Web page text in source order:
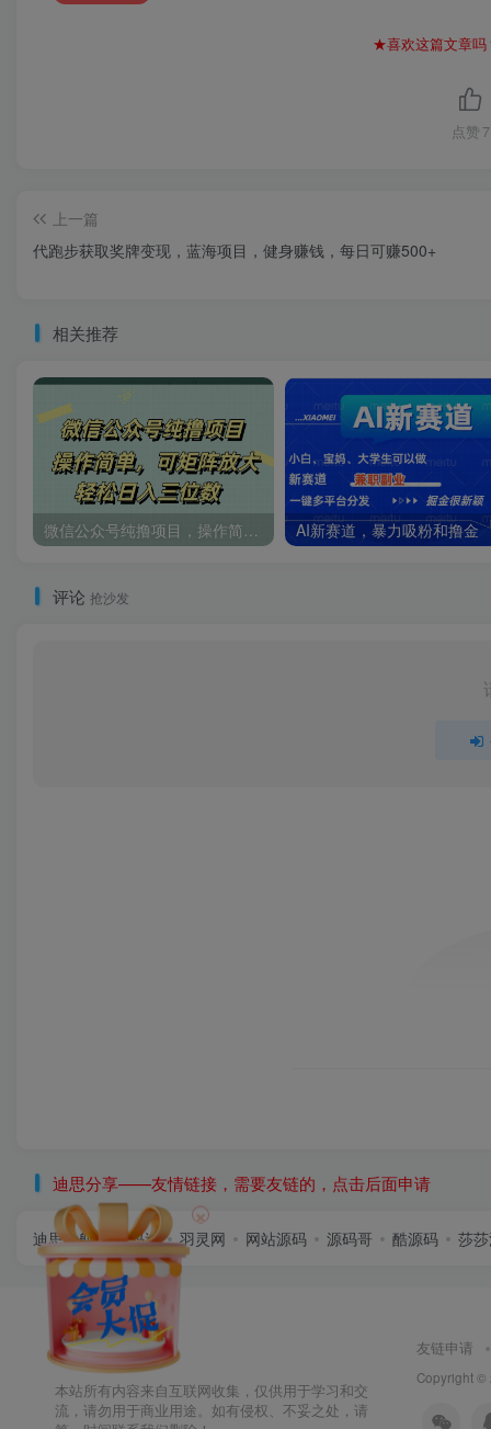
×
★喜欢这篇文章吗
点赞 7
上一篇
代跑步获取奖牌变现，蓝海项目，健身赚钱，每日可赚500+
相关推荐
微信公众号纯撸项目，操作简单，可矩阵放大，轻松日入三位数 AI新赛道，暴力吸粉和撸金
评论 抢沙发
迪思分享——友情链接，需要友链的，点击后面申请
迪思导航 首码逸 羽灵网 网站源码 源码哥 酷源码 莎
本站所有内容来自互联网收集，仅供用于学习和交
流，请勿用于商业用途。如有侵权、不妥之处，请
友链申请
Copyright ©